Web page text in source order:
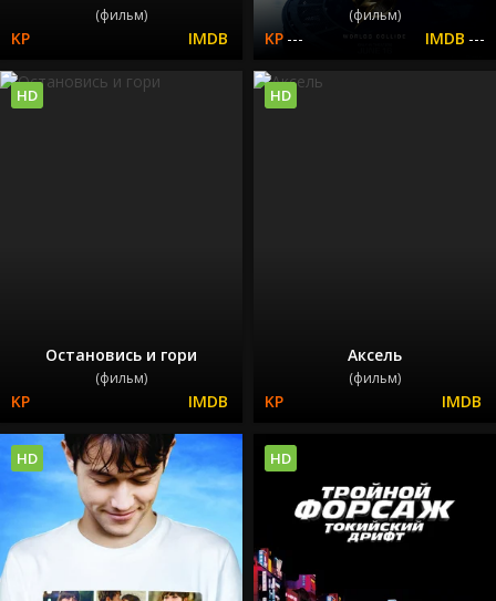
(фильм) (фильм)
--- ---
Остановись и гори
(фильм)
HD
Аксель
(фильм)
HD
HD HD